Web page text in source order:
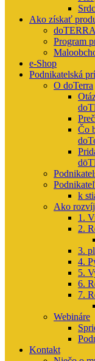
Ako získať
Program
e-Shop
Podnikatelská
O doTerra
Čo
k
Ako
1.
2.
3.
4.
5.
6.
7.
Webináre
Kontakt